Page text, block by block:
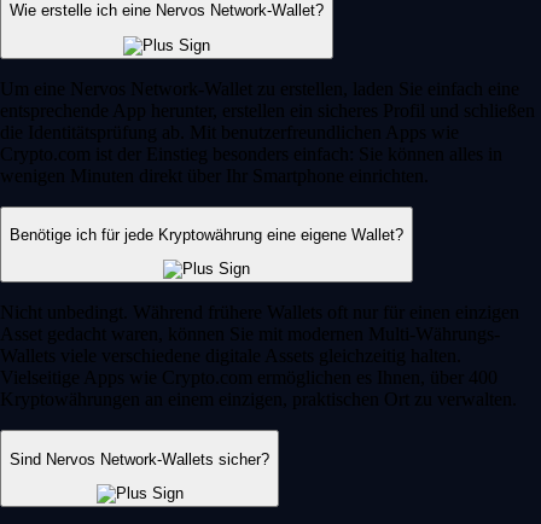
Wie erstelle ich eine Nervos Network-Wallet?
Um eine Nervos Network-Wallet zu erstellen, laden Sie einfach eine
entsprechende App herunter, erstellen ein sicheres Profil und schließen
die Identitätsprüfung ab. Mit benutzerfreundlichen Apps wie
Crypto.com ist der Einstieg besonders einfach: Sie können alles in
wenigen Minuten direkt über Ihr Smartphone einrichten.
Benötige ich für jede Kryptowährung eine eigene Wallet?
Nicht unbedingt. Während frühere Wallets oft nur für einen einzigen
Asset gedacht waren, können Sie mit modernen Multi-Währungs-
Wallets viele verschiedene digitale Assets gleichzeitig halten.
Vielseitige Apps wie Crypto.com ermöglichen es Ihnen, über 400
Kryptowährungen an einem einzigen, praktischen Ort zu verwalten.
Sind Nervos Network-Wallets sicher?